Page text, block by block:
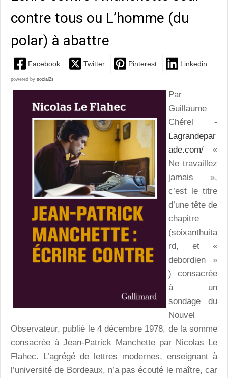
contre tous ou L’homme (du
polar) à abattre
Facebook Twitter Pinterest Linkedin
powered by social2s
Par
Guillaume
Chérel -
Lagrandepar
ade.com/ «
Ne travaillez
jamais »,
c’est le titre
d’une tête de
chapitre
(soixanthuita
rd, et «
debordien »
) consacrée
à un
sondage du
Nouvel
Observateur, publié le 4 décembre 1978, de la somme
consacrée à Jean-Patrick Manchette par Nicolas Le
Flahec. L’agrégé de lettres modernes, enseignant à
l’université de Bordeaux, n’a pas écouté le maître, car